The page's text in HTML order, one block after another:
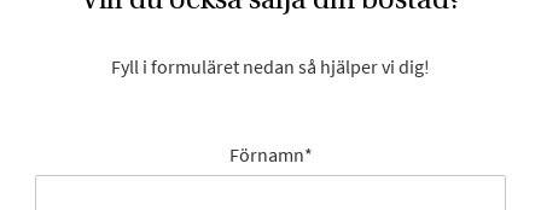
Fyll i formuläret nedan så hjälper vi dig!
Förnamn*